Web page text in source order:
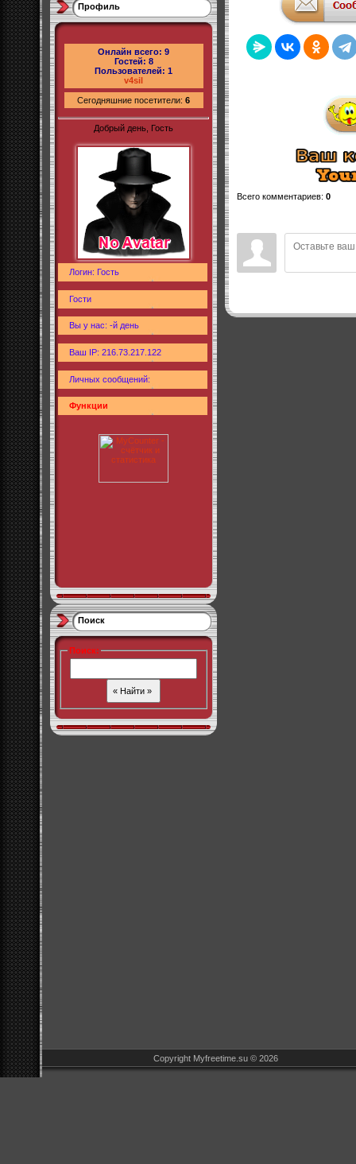
Профиль
Онлайн всего: 9
Гостей: 8
Пользователей: 1
v4sil
Сегодняшние посетители: 6
Добрый день, Гость
Логин: Гость
Гости
Вы у нас: -й день
Ваш IP: 216.73.217.122
Личных сообщений:
Функции
Поиск
Поиск:
Всего комментариев: 0
Copyright Myfreetime.su © 2026